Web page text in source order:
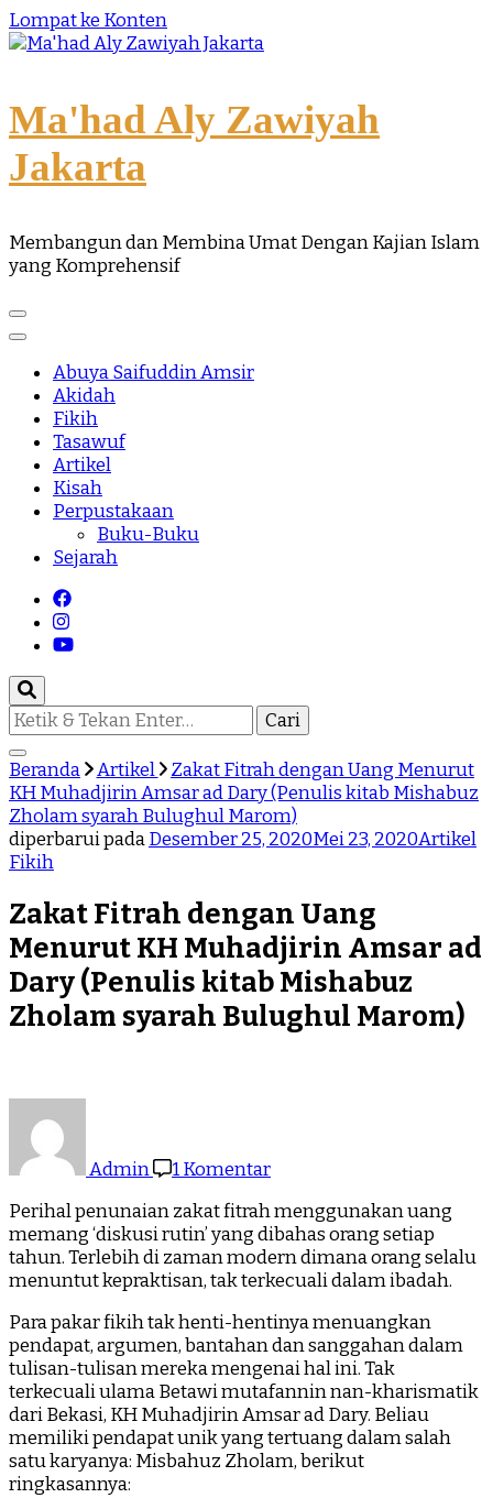
Lompat ke Konten
Ma'had Aly Zawiyah
Jakarta
Membangun dan Membina Umat Dengan Kajian Islam
yang Komprehensif
Abuya Saifuddin Amsir
Akidah
Fikih
Tasawuf
Artikel
Kisah
Perpustakaan
Buku-Buku
Sejarah
Mencari
Sesuatu?
Beranda
Artikel
Zakat Fitrah dengan Uang Menurut
KH Muhadjirin Amsar ad Dary (Penulis kitab Mishabuz
Zholam syarah Bulughul Marom)
diperbarui padaDesember 25, 2020Mei 23, 2020Artikel
Fikih
Zakat Fitrah dengan Uang
Menurut KH Muhadjirin Amsar ad
Dary (Penulis kitab Mishabuz
Zholam syarah Bulughul Marom)
Admin 1 Komentardengan
Uang
Menurut
KH
Muhadjirin
Amsar
ad
Dary
(Penulis
kitab
Mishabuz
Zholam
syarah
Perihal penunaian zakat fitrah menggunakan uang
memang ‘diskusi rutin’ yang dibahas orang setiap
tahun. Terlebih di zaman modern dimana orang selalu
menuntut kepraktisan, tak terkecuali dalam ibadah.
Para pakar fikih tak henti-hentinya menuangkan
pendapat, argumen, bantahan dan sanggahan dalam
tulisan-tulisan mereka mengenai hal ini. Tak
terkecuali ulama Betawi mutafannin nan-kharismatik
dari Bekasi, KH Muhadjirin Amsar ad Dary. Beliau
memiliki pendapat unik yang tertuang dalam salah
satu karyanya: Misbahuz Zholam, berikut
ringkasannya: